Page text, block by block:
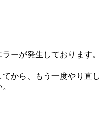
ーが発生しております。
てから、もう一度やり直し